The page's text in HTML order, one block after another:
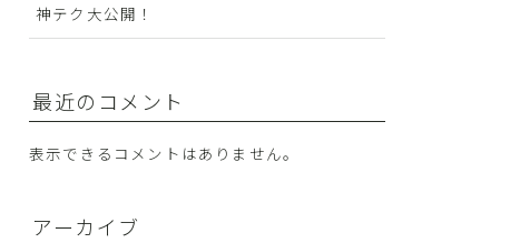
神テク大公開！
最近のコメント
表示できるコメントはありません。
アーカイブ